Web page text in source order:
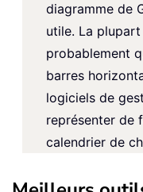
diagramme de
utile. La
probablement
barres
logiciels de
représenter de
calendrier de